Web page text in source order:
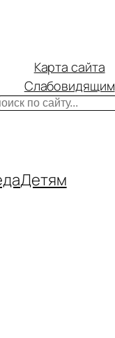
Карта сайта
Слабовидящим
Детям